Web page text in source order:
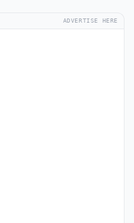
ADVERTISE HERE